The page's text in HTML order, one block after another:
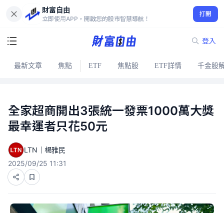
財富自由
立即使用APP，開啟您的股市智慧導航！
打開
登入
最新文章 焦點 ETF 焦點股 ETF詳情 千金股
全家超商開出3張統一發票1000萬大獎
最幸運者只花50元
LTN｜楊雅民
2025/09/25 11:31